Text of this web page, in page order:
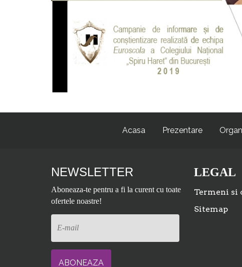
Acasa Prezentare
NEWSLETTER
Aboneaza-te pentru a fi la curent cu toate
ofertele noastre!
LEGAL
Termeni si
Sitemap